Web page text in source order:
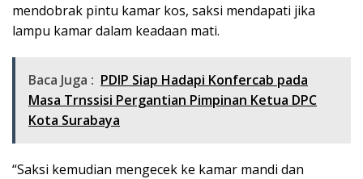
mendobrak pintu kamar kos, saksi mendapati jika
lampu kamar dalam keadaan mati.
Baca Juga : PDIP Siap Hadapi Konfercab pada
Masa Trnssisi Pergantian Pimpinan Ketua DPC
Kota Surabaya
“Saksi kemudian mengecek ke kamar mandi dan